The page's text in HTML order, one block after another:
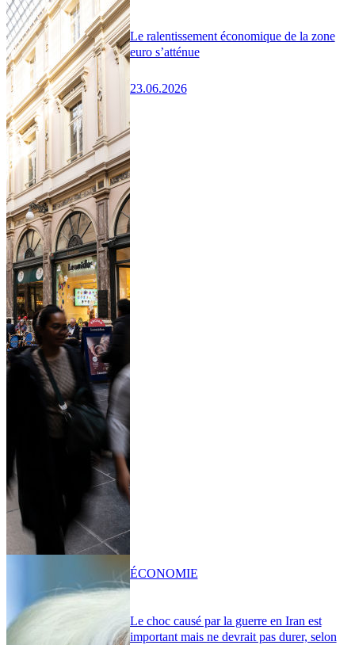
Le ralentissement économique de la zone
euro s’atténue
23.06.2026
Le choc causé par la guerre en Iran est
important mais ne devrait pas durer, selon
ÉCONOMIE